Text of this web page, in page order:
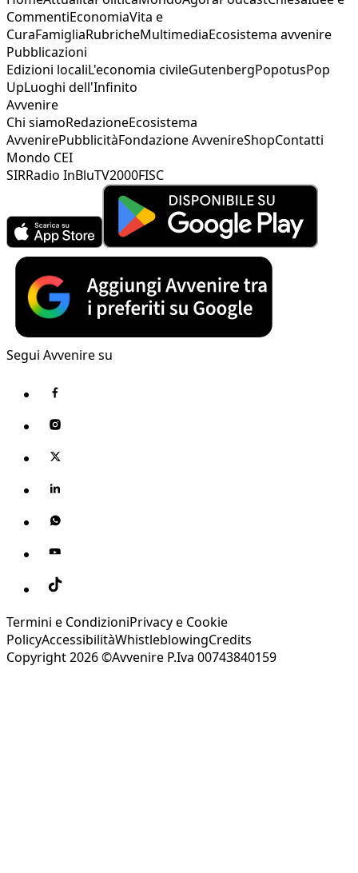
CommentiEconomiaVita e
CuraFamigliaRubricheMultimediaEcosistema avvenire
Pubblicazioni
Edizioni localiL'economia civileGutenbergPopotusPop
UpLuoghi dell'Infinito
Avvenire
Chi siamoRedazioneEcosistema
AvvenirePubblicitàFondazione AvvenireShopContatti
Mondo CEI
SIRRadio InBluTV2000FISC
Segui Avvenire su
Termini e CondizioniPrivacy e Cookie
PolicyAccessibilitàWhistleblowingCredits
Copyright 2026 ©Avvenire P.Iva 00743840159